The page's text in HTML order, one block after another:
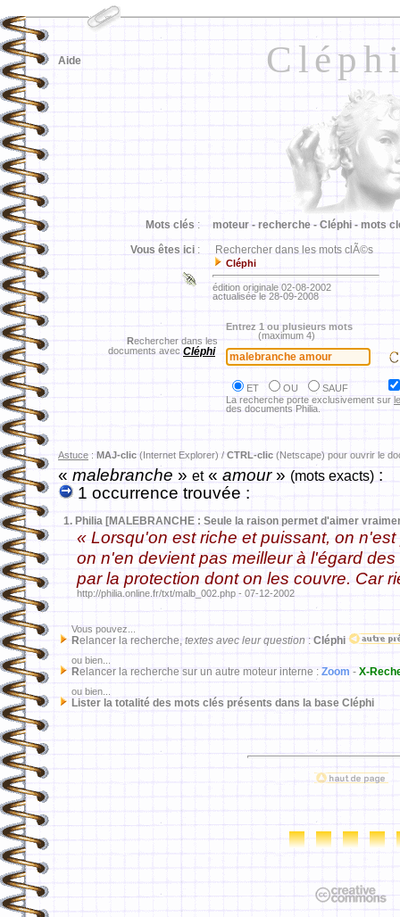
Aide
Mots clés : moteur - recherche - Cléphi - mots
Vous êtes ici : Rechercher dans les mots clÃ©s
Cléphi
édition originale 02-08-2002
actualisée le 28-09-2008
Rechercher dans les
documents avec Cléphi
Entrez 1 ou plusieurs mots
(maximum 4)
ET OU
SAUF
La recherche porte exclusivement sur
des documents Philia.
Astuce : MAJ-clic (Internet Explorer) / CTRL-clic (Netscape) pour ouvrir le
«malebranche » et« amour» (mots exacts) :
1 occurrence trouvée :
1. Philia [MALEBRANCHE : Seule la raison permet d'aimer
« Lorsqu'on est riche et puissant, on
on n'en devient pas meilleur à l'égard
par la protection dont on les couvre. Car
http://philia.online.fr/txt/malb_002.php - 07-12-2002
Vous pouvez...
Relancer la recherche, textes avec leur question : Cléphi
ou bien...
Relancer la recherche sur un autre moteur interne : Zoom - X-
ou bien...
Lister la totalité des mots clés présents dans la base Cléphi